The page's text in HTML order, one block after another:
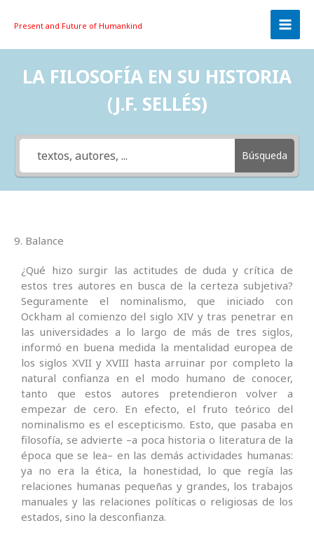
Present and Future of Humankind
LA FILOSOFÍA EN SU HISTORIA
(J.F. SELLÉS)
Búsqueda
9. Balance
¿Qué hizo surgir las actitudes de duda y crítica de
estos tres autores en busca de la certeza subjetiva?
Seguramente el nominalismo, que iniciado con
Ockham al comienzo del siglo XIV y tras penetrar en
las universidades a lo largo de más de tres siglos,
informó en buena medida la mentalidad europea de
los siglos XVII y XVIII hasta arruinar por completo la
natural confianza en el modo humano de conocer,
tanto que estos autores pretendieron volver a
empezar de cero. En efecto, el fruto teórico del
nominalismo es el escepticismo. Esto, que pasaba en
filosofía, se advierte –a poca historia o literatura de la
época que se lea– en las demás actividades humanas:
ya no era la ética, la honestidad, lo que regía las
relaciones humanas pequeñas y grandes, los trabajos
manuales y las relaciones políticas o religiosas de los
estados, sino la desconfianza.